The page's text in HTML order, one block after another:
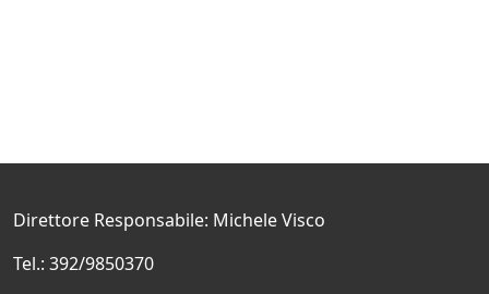
Direttore Responsabile: Michele Visco
Tel.: 392/9850370